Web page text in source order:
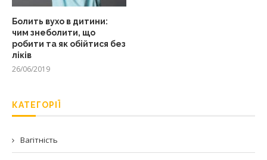
Болить вухо в дитини:
чим знеболити, що
робити та як обійтися без
ліків
26/06/2019
КАТЕГОРІЇ
Вагітність